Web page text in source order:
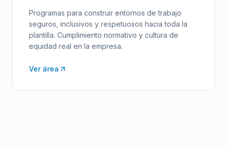
Programas para construir entornos de trabajo
seguros, inclusivos y respetuosos hacia toda la
plantilla. Cumplimiento normativo y cultura de
equidad real en la empresa.
Ver área